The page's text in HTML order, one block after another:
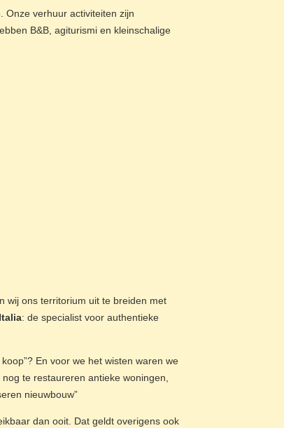
Onze verhuur activiteiten zijn
B&B, agiturismi en kleinschalige
wij ons territorium uit te breiden met
: de specialist voor authentieke
En voor we het wisten waren we
te restaureren antieke woningen,
nieuwbouw”
dan ooit. Dat geldt overigens ook